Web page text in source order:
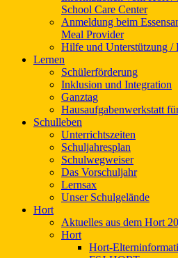
School Care Center
Anmeldung beim
Meal Provider
Hilfe und Unterstützung /
Lernen
Schülerförderung
Inklusion und Integration
Ganztag
Hausaufgabenwerkstatt
Schulleben
Unterrichtszeiten
Schuljahresplan
Schulwegweiser
Das Vorschuljahr
Lernsax
Unser Schulgelände
Hort
Aktuelles aus dem Hort
Hort
Hort-